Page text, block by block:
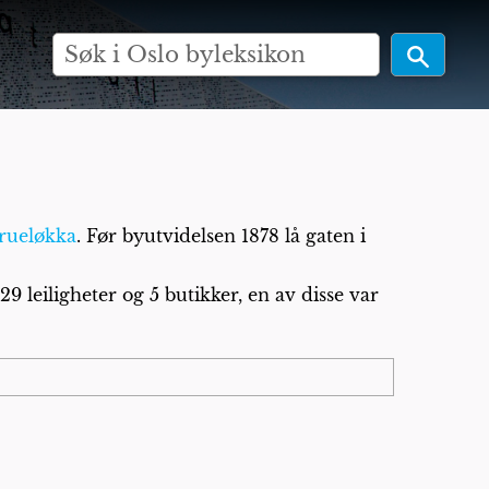
. Før byutvidelsen 1878 lå gaten i
leiligheter og 5 butikker, en av disse var